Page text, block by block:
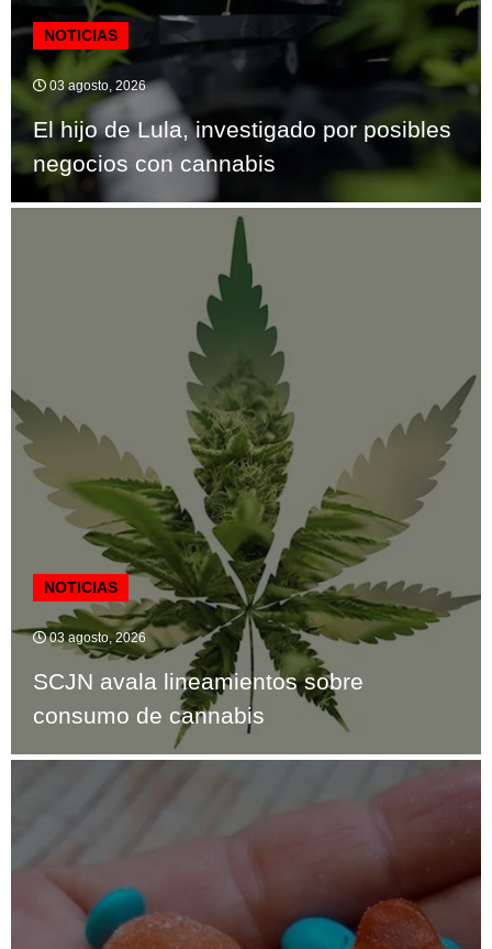
NOTICIAS
03 agosto, 2026
El hijo de Lula, investigado por posibles
negocios con cannabis
NOTICIAS
03 agosto, 2026
SCJN avala lineamientos sobre
consumo de cannabis